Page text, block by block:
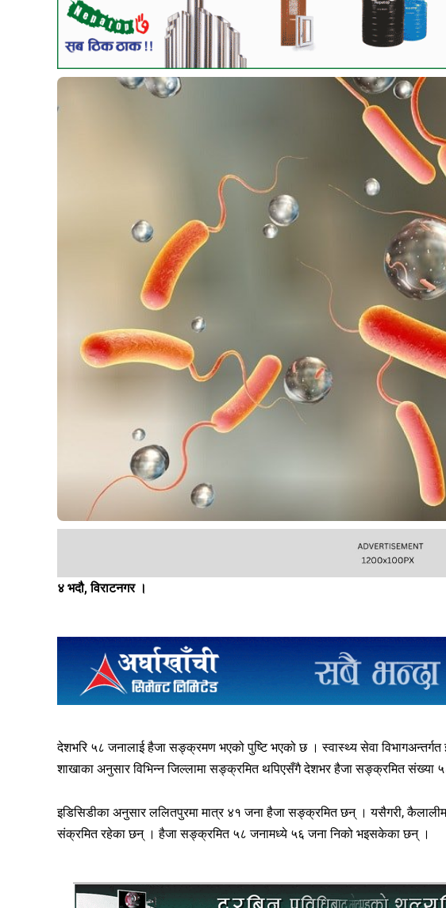
४ भदौ, विराटनगर ।
देशभरि ५८ जनालाई हैजा सङ्क्रमण भएको पुष्टि भएको छ । स्वास्थ्य सेवा विभागअन्तर्गत
शाखाका अनुसार विभिन्न जिल्लामा सङ्क्रमित थपिएसँगै देशभर हैजा सङ्क्रमित संख्या
इडिसिडीका अनुसार ललितपुरमा मात्र ४१ जना हैजा सङ्क्रमित छन् । यसैगरी,
संक्रमित रहेका छन् । हैजा सङ्क्रमित ५८ जनामध्ये ५६ जना निको भइसकेका छन् ।